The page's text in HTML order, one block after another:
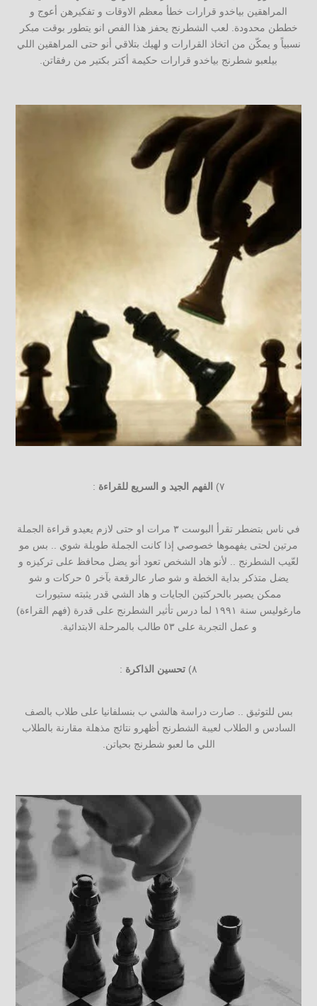
المراهقين بياخدو قرارات خطأ معظم الاوقات و تفكيرهن أعوج و
خططن محدودة. لعب الشطرنج يحفز هذا الفص انو يتطور بوقت مبكر
نسبياً و يمكّن من اتخاذ القرارات و لهيك بتلاقي أنو حتى المراهقين اللي
بيلعبو شطرنج بياخدو قرارات حكيمة أكتر بكتير من رفقاتن.
٧) الفهم الجيد و السريع للقراءة :
في ناس بتضطر تقرأ البوست ٣ مرات او حتى لازم يعيدو قراءة الجملة
مرتين لحتى يفهموها خصوصي إذا كانت الجملة طويلة شوي .. بس مو
لعّيب الشطرنج .. لأنو هاد الشخص تعود أنو يضل محافظ على تركيزه و
يضل متذكر بداية الخطة و شو صار عالرقعة بآخر ٥ حركات و شو
ممكن يصير بالحركتين الجايات و هاد الشي قدر يثبته ستيورات
مارغوليس سنة ١٩٩١ لما درس تأثير الشطرنج على قدرة (فهم القراءة)
و عمل التجربة على ٥٣ طالب بالمرحلة الابتدائية.
٨) تحسين الذاكرة :
بس للتوثيق .. صارت دراسة هالشي ب بنسلفانيا على طلاب بالصف
السادس و الطلاب لعيبة الشطرنج أظهرو نتائج مذهلة مقارنة بالطلاب
اللي ما لعبو شطرنج بحياتن.